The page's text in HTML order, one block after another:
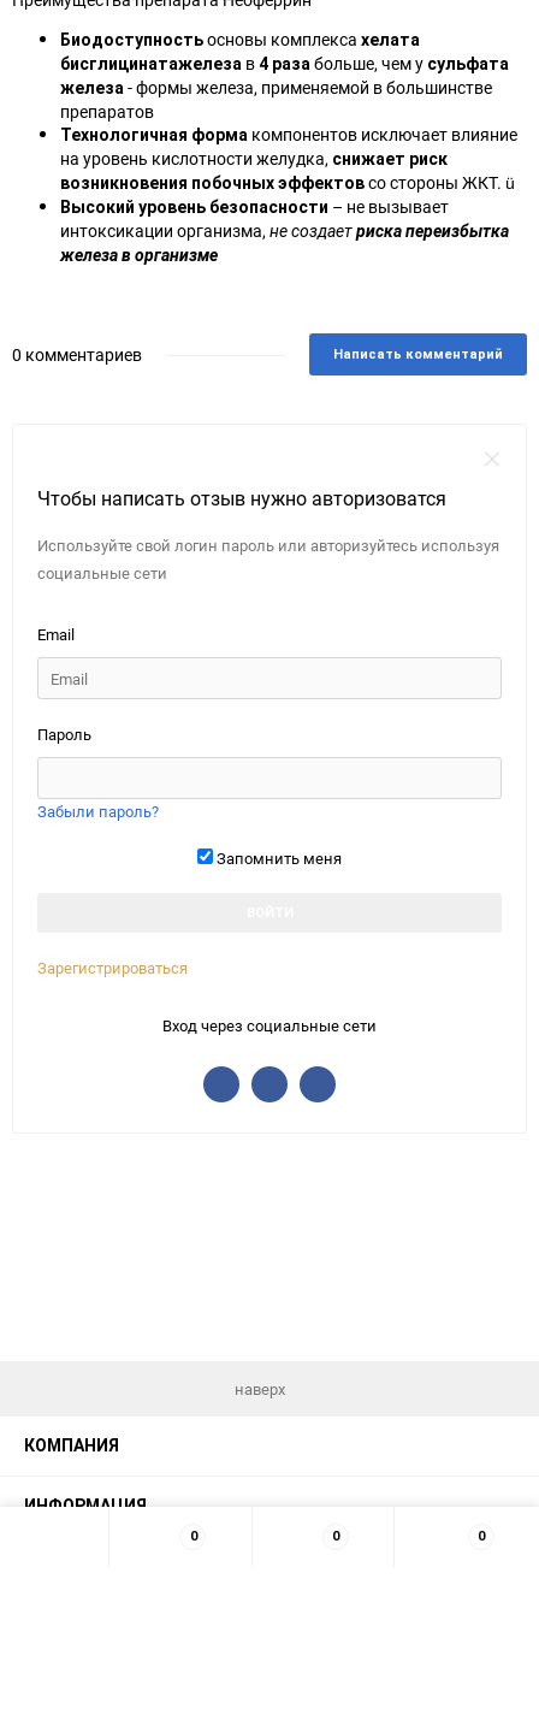
Биодоступностьосновы комплекса хелата
бисглицинатажелеза в4 раза больше, чем у сульфата
железа - формы железа, применяемой в большинстве
препаратов
Технологичная форма компонентов исключает влияние
на уровень кислотности желудка, снижает риск
возникновения побочных эффектовсо стороны ЖКТ. ü
Высокий уровень безопасности – не вызывает
интоксикации организма,не создаетриска переизбытка
железа в организме
0 комментариев Написать комментарий
Чтобы написать отзыв нужно авторизоватся
Используйте свой логин пароль или авторизуйтесь используя
социальные сети
Email
Пароль
Забыли пароль?
Запомнить меня
Зарегистрироваться
Вход через социальные сети
наверх
КОМПАНИЯ
ИНФОРМАЦИЯ
0 0 0